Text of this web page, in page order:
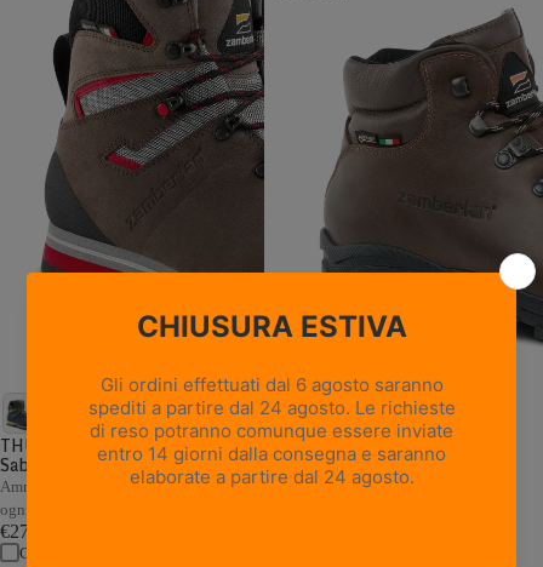
THUNDER GTX - Marrone /
Sabbia
Ammortizzazione e stabilità adattive a
ogni passo
€279,00
Confronta
18 recensioni
NEW TRAIL LITE GTX -
Marrone Nocciola
Pelle pieno fiore con trattamento
Hydrobloc®